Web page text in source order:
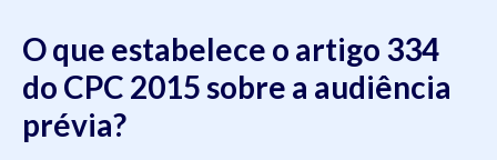
O que estabelece o artigo 334
do CPC 2015 sobre a audiência
prévia?